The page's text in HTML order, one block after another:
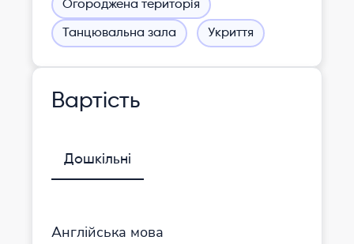
Огороджена територія
Танцювальна зала Укриття
Вартість
Дошкільні
Англійська мова